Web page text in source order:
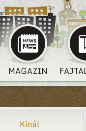
MAGAZIN
Kínál